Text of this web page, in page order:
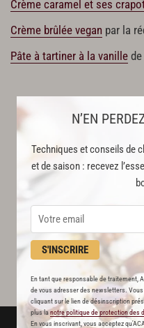
N’EN
Techniques et conseils de
et de saison : recevez
S'INSCRIRE
En tant que responsable de traitement,
de vous adresser des newsletters.
cliquant sur le lien de désinscription
plus lanotre politique de protection des
En vous inscrivant, vous acceptez
Crème caramel et ses
Crème brûlée vegan par la
Pâte à tartiner à la vanille